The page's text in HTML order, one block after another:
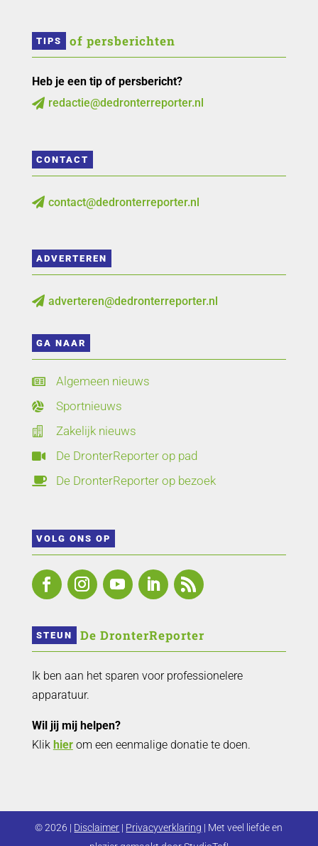
TIPS of persberichten
Heb je een tip of persbericht?
 redactie@dedronterreporter.nl
CONTACT
 contact@dedronterreporter.nl
ADVERTEREN
 adverteren@dedronterreporter.nl
GA NAAR
 Algemeen nieuws
 Sportnieuws
 Zakelijk nieuws
 De DronterReporter op pad
 De DronterReporter op bezoek
VOLG ONS OP
STEUN De DronterReporter
Ik ben aan het sparen voor professionelere
apparatuur.
Wil jij mij helpen?
Klik hierom een eenmalige donatie te doen.
© 2026 | Disclaimer | Privacyverklaring | Met veel liefde en